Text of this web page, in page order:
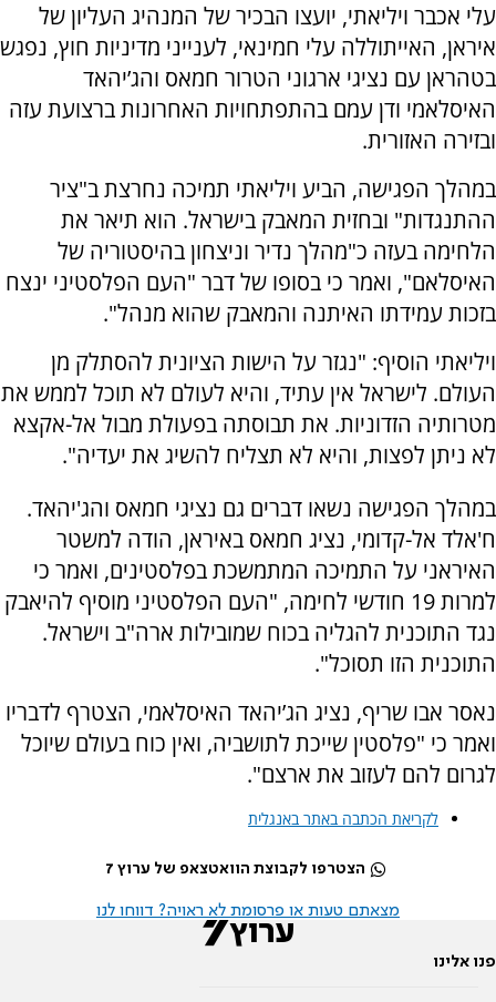
עלי אכבר ויליאתי, יועצו הבכיר של המנהיג העליון של
איראן, האייתוללה עלי חמינאי, לענייני מדיניות חוץ, נפגש
בטהראן עם נציגי ארגוני הטרור חמאס והג’יהאד
האיסלאמי ודן עמם בהתפתחויות האחרונות ברצועת עזה
ובזירה האזורית.
במהלך הפגישה, הביע ויליאתי תמיכה נחרצת ב"ציר
ההתנגדות" ובחזית המאבק בישראל. הוא תיאר את
הלחימה בעזה כ"מהלך נדיר וניצחון בהיסטוריה של
האיסלאם", ואמר כי בסופו של דבר "העם הפלסטיני ינצח
בזכות עמידתו האיתנה והמאבק שהוא מנהל".
ויליאתי הוסיף: "נגזר על הישות הציונית להסתלק מן
העולם. לישראל אין עתיד, והיא לעולם לא תוכל לממש את
מטרותיה הזדוניות. את תבוסתה בפעולת מבול אל-אקצא
לא ניתן לפצות, והיא לא תצליח להשיג את יעדיה".
במהלך הפגישה נשאו דברים גם נציגי חמאס והג'יהאד.
ח'אלד אל-קדומי, נציג חמאס באיראן, הודה למשטר
האיראני על התמיכה המתמשכת בפלסטינים, ואמר כי
למרות 19 חודשי לחימה, "העם הפלסטיני מוסיף להיאבק
נגד התוכנית להגליה בכוח שמובילות ארה"ב וישראל.
התוכנית הזו תסוכל".
נאסר אבו שריף, נציג הג’יהאד האיסלאמי, הצטרף לדבריו
ואמר כי "פלסטין שייכת לתושביה, ואין כוח בעולם שיוכל
לגרום להם לעזוב את ארצם".
לקריאת הכתבה באתר באנגלית
הצטרפו לקבוצת הוואטצאפ של ערוץ 7
מצאתם טעות או פרסומת לא ראויה? דווחו לנו
פנו אלינו